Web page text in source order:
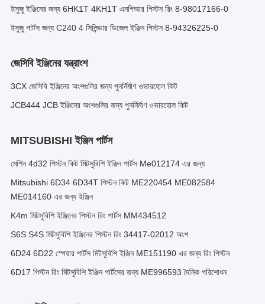
ইসুজু ইঞ্জিনের জন্য 6HK1T 4KH1T এনপিআর পিস্টন রিং 8-98017166-0
ইসুজু পার্টস জন্য C240 4 সিলিন্ডার ডিজেল ইঞ্জিন পিস্টন 8-94326225-0
জেসিবি ইঞ্জিনের যন্ত্রাংশ
3CX জেসিবি ইঞ্জিনের অংশগুলির জন্য পুনর্নির্মাণ ওভারহোল কিট
JCB444 JCB ইঞ্জিনের অংশগুলির জন্য পুনর্নির্মাণ ওভারহোল কিট
MITSUBISHI ইঞ্জিন পার্টস
মেশিন 4d32 পিস্টন কিট মিটসুবিশি ইঞ্জিন পার্টস Me012174 এর জন্য
Mitsubishi 6D34 6D34T পিস্টন কিট ME220454 ME082584
ME014160 এর জন্য ইঞ্জিন
K4m মিটসুবিশি ইঞ্জিনের পিস্টন রিং পার্টস MM434512
S6S S4S মিটসুবিশি ইঞ্জিনের পিস্টন রিং 34417-02012 অংশ
6D24 6D22 স্পেয়ার পার্টস মিটসুবিশি ইঞ্জিন ME151190 এর জন্য রিং পিস্টন
6D17 পিস্টন রিং মিটসুবিশি ইঞ্জিন পার্টসের জন্য ME996593 দৈনিক পরিশোধন